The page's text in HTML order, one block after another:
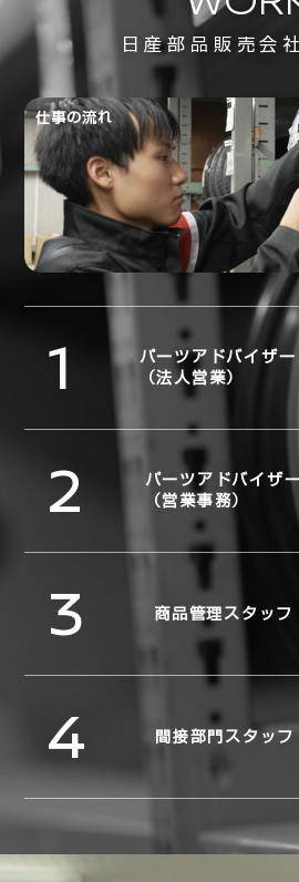
日産部品販売会
仕事の流れ
1
パーツアドバイザー
（法人営業）
2
パーツアドバイザー
（営業事務）
3 商品管理スタッフ
4 間接部門スタッフ